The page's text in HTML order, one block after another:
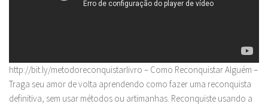
http://bit.ly/metodoreconquistarlivro – Como Reconquistar Alguém –
Traga seu amor de volta aprendendo como fazer uma reconquista
definitiva, sem usar métodos ou artimanhas. Reconquiste usando a